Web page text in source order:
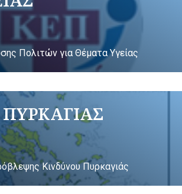
Πολιτών για Θέματα Υγείας
Κινδύνου Πυρκαγιάς